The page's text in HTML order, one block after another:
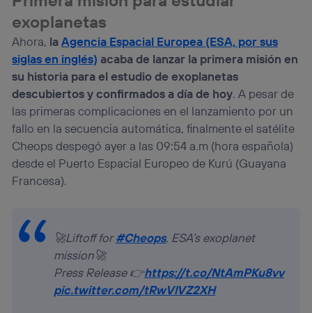
exoplanetas
Ahora, laAgencia Espacial Europea (ESA, por sus
siglas en inglés) acaba de lanzar la primera misión en
su historia para el estudio de exoplanetas
descubiertos y confirmados a día de hoy. A pesar de
las primeras complicaciones en el lanzamiento por un
fallo en la secuencia automática, finalmente el satélite
Cheops despegó ayer a las 09:54 a.m (hora española)
desde el Puerto Espacial Europeo de Kurú (Guayana
Francesa).
🚀Liftoff for#Cheops, ESA’s exoplanet
mission🚀
Press Release 👉https://t.co/NtAmPKu8vv
pic.twitter.com/tRwVlVZ2XH
lo que cualquier persona que conecte su dispositivo y
consienta el uso de la tecnología recibirá el mismo
identificador. Típicamente:
Si utilizas unaconexión de banda ancha(p. ej., Wi-Fi),
el marketing o análisis se realizará en función de las
actividades de navegación de los miembros del hogar
que hayan dado su consentimiento.
Si utilizasdatos móviles, el marketing será más
personalizado, ya que se basará únicamente en la
navegación del usuario del móvil.
Puedes gestionar los consentimientos Utiq seleccionando
“Administrar Utiq” en la parte inferior de esta página web o
visitando el